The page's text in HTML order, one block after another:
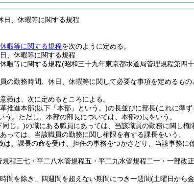
日、休暇等に関する規程
暇等に関する規程を次のように定める。
、休暇等に関する規程
暇等に関する規程(昭和三十九年東京都水道局管理規程第四
の勤務時間、休日、休暇等に関して必要な事項を定めるもの
義は、次に定めるところによる。
推進本部(以下「本部」という。)の長並びに部長(これに準
う。 ただし、本部の部長については、本部の長をいう。
同じ。)の職にある職員にあっては、当該職員の勤務に関し権
っては、当該職員の勤務に関し権限を有する課長をいう。
は、課長の命を受け、担任の事務をつかさどり、当該事務に
程三七・平二八水管規程五・平二九水管規程二一・一部改
間を除き、四週間を超えない期間につき一週間(土曜日から